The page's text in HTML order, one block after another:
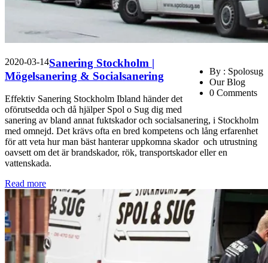
2020-03-14
By : Spolosug
Our Blog
0 Comments
Sanering Stockholm |
Mögelsanering & Socialsanering
Effektiv Sanering Stockholm Ibland händer det
oförutsedda och då hjälper Spol o Sug dig med
sanering av bland annat fuktskador och socialsanering, i Stockholm
med omnejd. Det krävs ofta en bred kompetens och lång erfarenhet
för att veta hur man bäst hanterar uppkomna skador och utrustning
oavsett om det är brandskador, rök, transportskador eller en
vattenskada.
Read more